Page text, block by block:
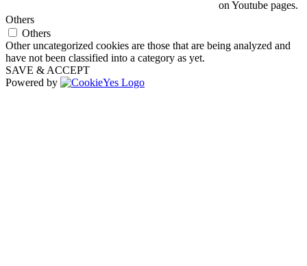
on Youtube pages.
Others
Others
Other uncategorized cookies are those that are being analyzed and
have not been classified into a category as yet.
SAVE & ACCEPT
Powered by